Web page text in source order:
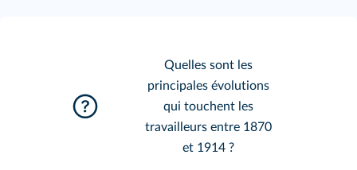
Quelles sont les
principales évolutions
qui touchent les
travailleurs entre 1870
et 1914 ?